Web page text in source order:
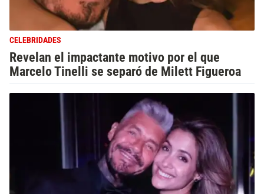
CELEBRIDADES
Revelan el impactante motivo por el que
Marcelo Tinelli se separó de Milett Figueroa